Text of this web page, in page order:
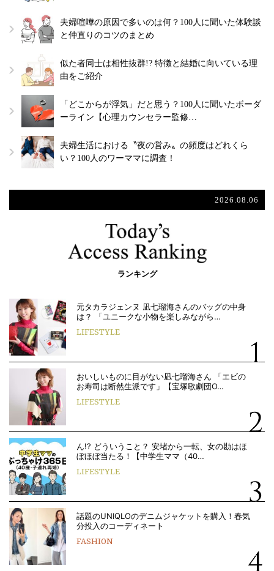
夫婦喧嘩の原因で多いのは何？100人に聞いた体験談
と仲直りのコツのまとめ
似た者同士は相性抜群!? 特徴と結婚に向いている理
由をご紹介
「どこからが浮気」だと思う？100人に聞いたボーダ
ーライン【心理カウンセラー監修…
夫婦生活における〝夜の営み〟の頻度はどれくら
い？100人のワーママに調査！
2026.08.06
ランキング
元タカラジェンヌ 凪七瑠海さんのバッグの中身
は？ 「ユニークな小物を楽しみながら…
LIFESTYLE
おいしいものに目がない凪七瑠海さん 「エビの
お寿司は断然生派です」【宝塚歌劇団O…
LIFESTYLE
ん!? どういうこと？ 安堵から一転、女の勘はほ
ぼほぼ当たる！【中学生ママ（40…
LIFESTYLE
話題のUNIQLOのデニムジャケットを購入！春気
分投入のコーディネート
FASHION